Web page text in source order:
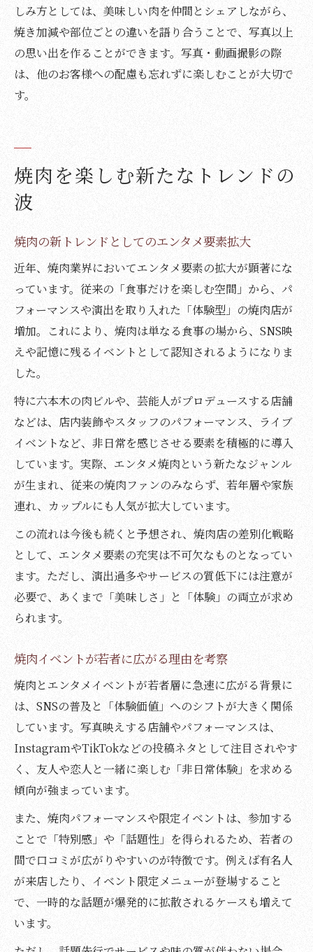
しみ方としては、美味しい肉を仲間とシェアしながら、
焼き加減や部位ごとの違いを語り合うことで、写真以上
の思い出を作ることができます。写真・動画撮影の際
は、他のお客様への配慮も忘れずに楽しむことが大切で
す。
焼肉を楽しむ新たなトレンドの
波
焼肉の新トレンドとしてのエンタメ要素拡大
近年、焼肉業界においてエンタメ要素の拡大が顕著にな
っています。従来の「食事だけを楽しむ空間」から、パ
フォーマンスや演出を取り入れた「体験型」の焼肉店が
増加。これにより、焼肉は単なる食事の場から、SNS映
えや記憶に残るイベントとして認知されるようになりま
した。
特に六本木の肉ビルや、芸能人がプロデュースする店舗
などは、店内装飾やスタッフのパフォーマンス、ライブ
イベントなど、非日常を感じさせる要素を積極的に導入
しています。実際、エンタメ焼肉という新たなジャンル
が生まれ、従来の焼肉ファンのみならず、若年層や家族
連れ、カップルにも人気が拡大しています。
この流れは今後も続くと予想され、焼肉店の差別化戦略
として、エンタメ要素の充実は不可欠なものとなってい
ます。ただし、演出過多やサービスの質低下には注意が
必要で、あくまで「美味しさ」と「体験」の両立が求め
られます。
焼肉イベントが若者に広がる理由を考察
焼肉とエンタメイベントが若者層に急速に広がる背景に
は、SNSの普及と「体験価値」へのシフトが大きく関係
しています。写真映えする店舗やパフォーマンスは、
InstagramやTikTokなどの投稿ネタとして注目されやす
く、友人や恋人と一緒に楽しむ「非日常体験」を求める
傾向が強まっています。
また、焼肉パフォーマンスや限定イベントは、参加する
ことで「特別感」や「話題性」を得られるため、若者の
間で口コミが広がりやすいのが特徴です。例えば有名人
が来店したり、イベント限定メニューが登場すること
で、一時的な話題が爆発的に拡散されるケースも増えて
います。